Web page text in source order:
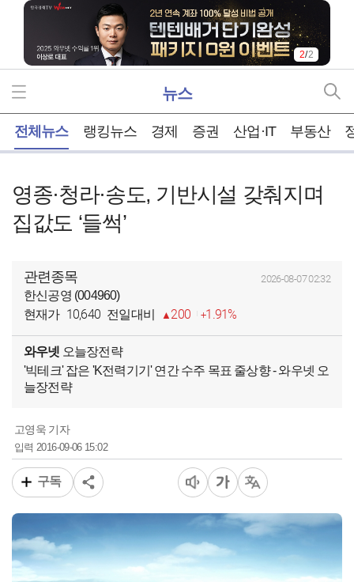
2/2
뉴스
전체뉴스 랭킹뉴스 경제 증권 산업·IT 부동산
영종·청라·송도, 기반시설 갖춰지며
집값도 ‘들썩’
관련종목 2026-08-07 02:32
한신공영 (004960)
현재가 10,640 전일대비 200 1.91%
와우넷 오늘장전략
'빅테크' 잡은 'K전력기기' 연간 수주 목표 줄상향 - 와우넷 오
늘장전략
고영욱 기자
입력 2016-09-06 15:02
구독